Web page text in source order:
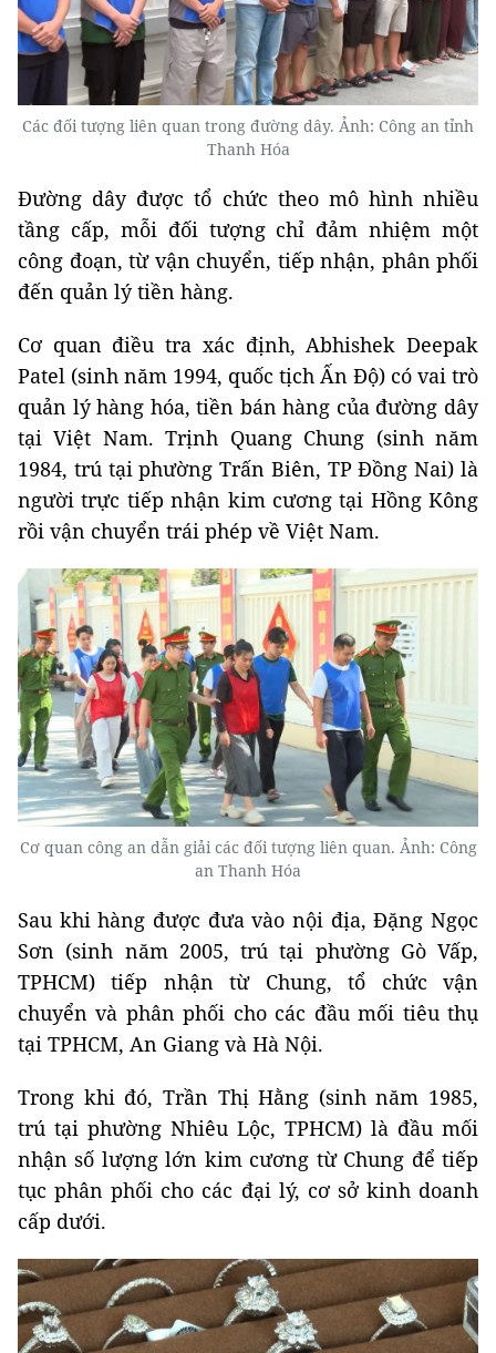
Các đối tượng liên quan trong đường dây. Ảnh: Công an tỉnh
Thanh Hóa
Đường dây được tổ chức theo mô hình nhiều
tầng cấp, mỗi đối tượng chỉ đảm nhiệm một
công đoạn, từ vận chuyển, tiếp nhận, phân phối
đến quản lý tiền hàng.
Cơ quan điều tra xác định, Abhishek Deepak
Patel (sinh năm 1994, quốc tịch Ấn Độ) có vai trò
quản lý hàng hóa, tiền bán hàng của đường dây
tại Việt Nam. Trịnh Quang Chung (sinh năm
1984, trú tại phường Trấn Biên, TP Đồng Nai) là
người trực tiếp nhận kim cương tại Hồng Kông
rồi vận chuyển trái phép về Việt Nam.
Cơ quan công an dẫn giải các đối tượng liên quan. Ảnh: Công
an Thanh Hóa
Sau khi hàng được đưa vào nội địa, Đặng Ngọc
Sơn (sinh năm 2005, trú tại phường Gò Vấp,
TPHCM) tiếp nhận từ Chung, tổ chức vận
chuyển và phân phối cho các đầu mối tiêu thụ
tại TPHCM, An Giang và Hà Nội.
Trong khi đó, Trần Thị Hằng (sinh năm 1985,
trú tại phường Nhiêu Lộc, TPHCM) là đầu mối
nhận số lượng lớn kim cương từ Chung để tiếp
tục phân phối cho các đại lý, cơ sở kinh doanh
cấp dưới.